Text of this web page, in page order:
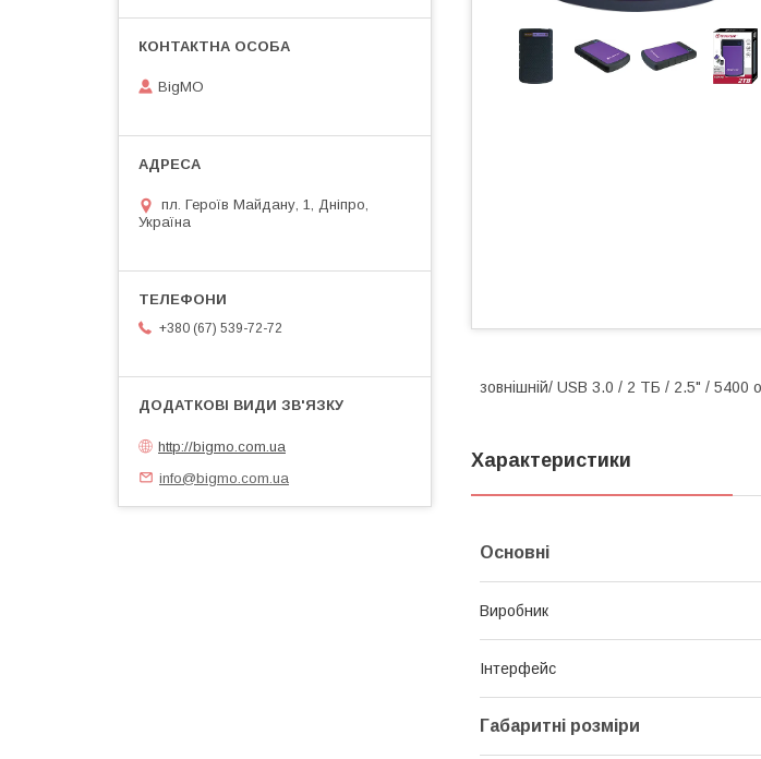
зовнішній/ USB 3.0 / 2 ТБ / 2.5" / 5400
Характеристики
Основні
Виробник
Інтерфейс
Габаритні розміри
BigMO
пл. Героїв Майдану, 1, Дніпро,
Україна
+380 (67) 539-72-72
http://bigmo.com.ua
info@bigmo.com.ua